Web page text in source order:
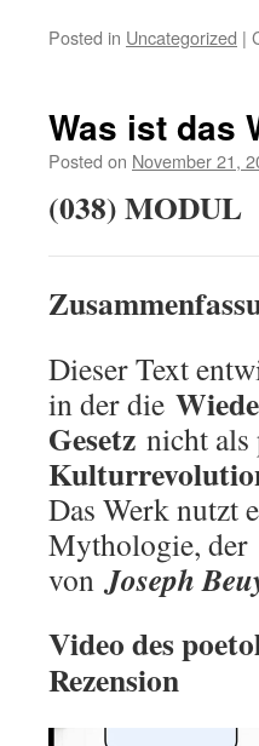
Posted in Uncategorized |
Was ist das
Posted on November 21,
(038) MODUL
Dieser Text
in der die
Gesetz nicht
Das Werk nutzt
Mythologie, der
vonJoseph
Video des
Rezension